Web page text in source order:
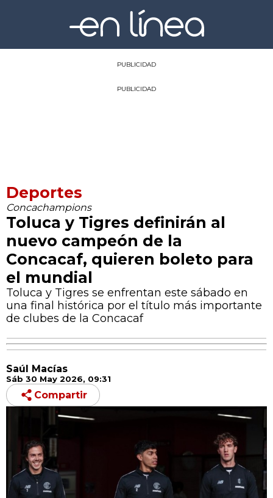
PUBLICIDAD
PUBLICIDAD
Deportes
Concachampions
Toluca y Tigres definirán al
nuevo campeón de la
Concacaf, quieren boleto para
el mundial
Toluca y Tigres se enfrentan este sábado en
una final histórica por el título más importante
de clubes de la Concacaf
Saúl Macías
Sáb 30 May 2026, 09:31
Compartir